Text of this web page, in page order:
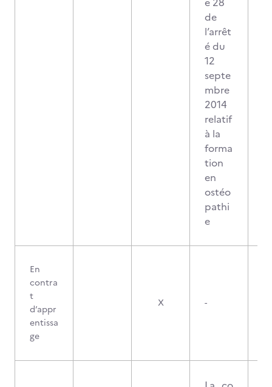
de
l’arrêt
é du
12
septe
mbre
2014
relatif
à la
forma
tion
en
ostéo
pathi
e
En
contra
t
d’appr
entissa
ge
X -